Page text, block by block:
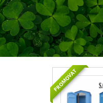
PROMOVAT